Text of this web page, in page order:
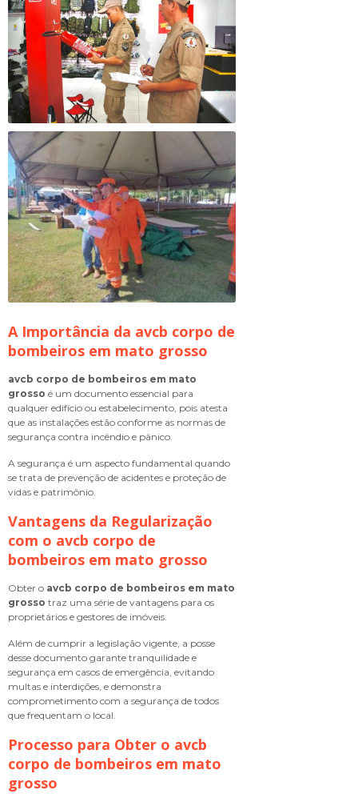
A Importância da avcb corpo de
bombeiros em mato grosso
avcb corpo de bombeiros em mato
grosso é um documento essencial para
qualquer edifício ou estabelecimento, pois atesta
que as instalações estão conforme as normas de
segurança contra incêndio e pânico.
A segurança é um aspecto fundamental quando
se trata de prevenção de acidentes e proteção de
vidas e patrimônio.
Vantagens da Regularização
com o avcb corpo de
bombeiros em mato grosso
Obter o avcb corpo de bombeiros em mato
grosso traz uma série de vantagens para os
proprietários e gestores de imóveis.
Além de cumprir a legislação vigente, a posse
desse documento garante tranquilidade e
segurança em casos de emergência, evitando
multas e interdições, e demonstra
comprometimento com a segurança de todos
que frequentam o local.
Processo para Obter o avcb
corpo de bombeiros em mato
grosso